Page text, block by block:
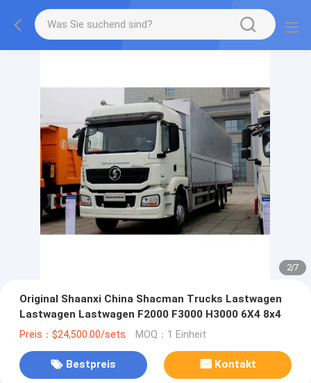
2/7
Original Shaanxi China Shacman Trucks Lastwagen
Lastwagen Lastwagen F2000 F3000 H3000 6X4 8x4
Preis：$24,500.00/sets MOQ：1 Einheit
Bestpreis Kontakt